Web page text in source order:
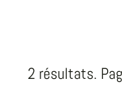
2 résultats.